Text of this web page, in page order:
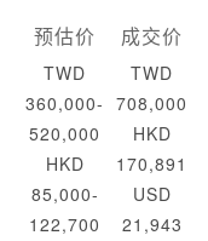
预估价
TWD
360,000-
520,000
HKD
85,000-
122,700
成交价
TWD
708,000
HKD
170,891
USD
21,943